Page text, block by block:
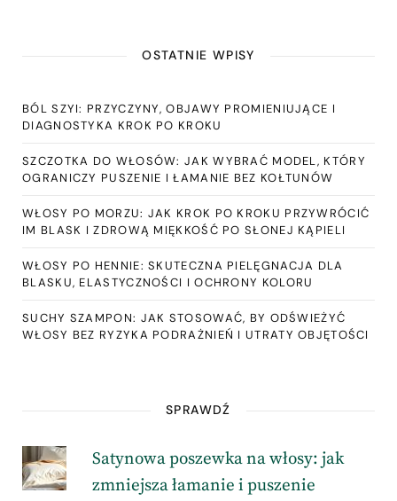
OSTATNIE WPISY
BÓL SZYI: PRZYCZYNY, OBJAWY PROMIENIUJĄCE I
DIAGNOSTYKA KROK PO KROKU
SZCZOTKA DO WŁOSÓW: JAK WYBRAĆ MODEL, KTÓRY
OGRANICZY PUSZENIE I ŁAMANIE BEZ KOŁTUNÓW
WŁOSY PO MORZU: JAK KROK PO KROKU PRZYWRÓCIĆ
IM BLASK I ZDROWĄ MIĘKKOŚĆ PO SŁONEJ KĄPIELI
WŁOSY PO HENNIE: SKUTECZNA PIELĘGNACJA DLA
BLASKU, ELASTYCZNOŚCI I OCHRONY KOLORU
SUCHY SZAMPON: JAK STOSOWAĆ, BY ODŚWIEŻYĆ
WŁOSY BEZ RYZYKA PODRAŻNIEŃ I UTRATY OBJĘTOŚCI
SPRAWDŹ
Satynowa poszewka na włosy: jak
zmniejsza łamanie i puszenie